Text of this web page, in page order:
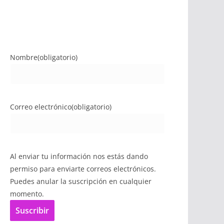
Nombre(obligatorio)
Correo electrónico(obligatorio)
Al enviar tu información nos estás dando
permiso para enviarte correos electrónicos.
Puedes anular la suscripción en cualquier
momento.
Suscribir